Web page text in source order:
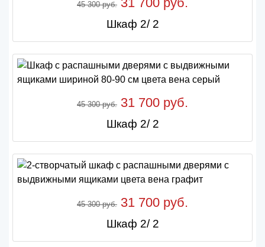
45 300 руб.
Шкаф 2/ 2
45 300 руб. 31 700 руб.
Шкаф 2/ 2
45 300 руб. 31 700 руб.
Шкаф 2/ 2